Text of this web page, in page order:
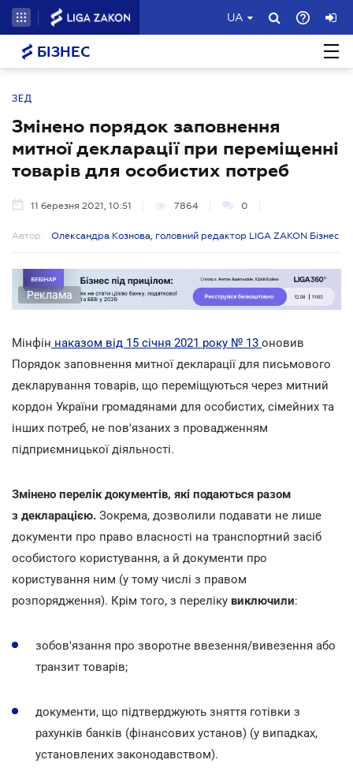
UA
БІЗНЕС
ЗЕД
Змінено порядок заповнення
митної декларації при переміщенні
товарів для особистих потреб
11 березня 2021, 10:51 7864 0
Автор: Олександра Кознова, головний редактор LIGA ZAKON Бізнес
Реклама
Мінфін наказом від 15 січня 2021 року № 13 оновив
Порядок заповнення митної декларації для письмового
декларування товарів, що переміщуються через митний
кордон України громадянами для особистих, сімейних та
інших потреб, не пов'язаних з провадженням
підприємницької діяльності.
Змінено перелік документів, які подаються разом
з декларацією. Зокрема, дозволили подавати не лише
документи про право власності на транспортний засіб
особистого користування, а й документи про
користування ним (у тому числі з правом
розпорядження). Крім того, з переліку виключили:
зобов'язання про зворотне ввезення/вивезення або
транзит товарів;
документи, що підтверджують зняття готівки з
рахунків банків (фінансових установ) (у випадках,
установлених законодавством).